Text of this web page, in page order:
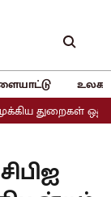
ஒதுக்கீடு